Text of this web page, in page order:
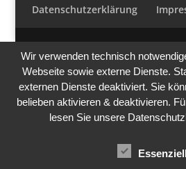
Datenschutzerklärung
Wir verwenden technisch
Webseite sowie externe Dienste.
externen Dienste deaktiviert. Sie
belieben aktivieren & deaktivieren.
lesen Sie unsere
Essenziell